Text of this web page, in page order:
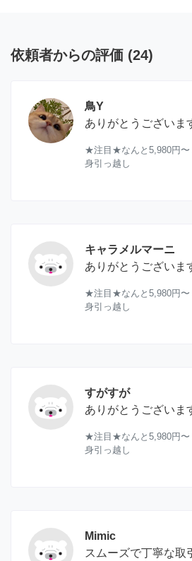
依頼者からの評価 (24)
鳥Y
ありがとうございま
★注目★なんと5,980円〜
身引っ越し
キャラメルマーニ
ありがとうございま
★注目★なんと5,980円〜
身引っ越し
すがすが
ありがとうございま
★注目★なんと5,980円〜
身引っ越し
Mimic
スムーズで丁寧な取